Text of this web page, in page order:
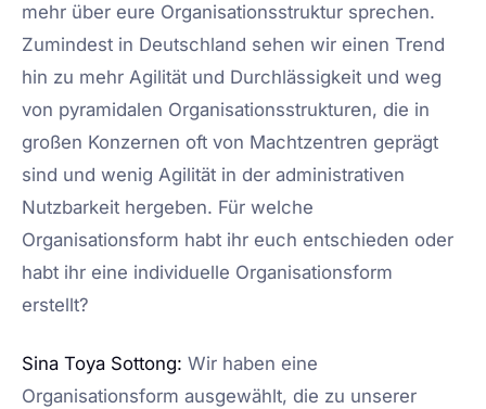
mehr über eure Organisationsstruktur sprechen.
Zumindest in Deutschland sehen wir einen Trend
hin zu mehr Agilität und Durchlässigkeit und weg
von pyramidalen Organisationsstrukturen, die in
großen Konzernen oft von Machtzentren geprägt
sind und wenig Agilität in der administrativen
Nutzbarkeit hergeben. Für welche
Organisationsform habt ihr euch entschieden oder
habt ihr eine individuelle Organisationsform
erstellt?
Sina Toya Sottong: Wir haben eine
Organisationsform ausgewählt, die zu unserer